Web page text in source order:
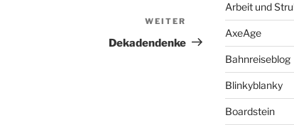
Nächster
Beitrag
WEITER
Dekadendenke
Arbeit und
AxeAge
Bahnreiseblog
Blinkyblanky
Boardstein